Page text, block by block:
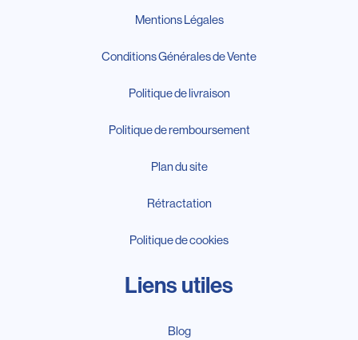
Mentions Légales
Conditions Générales de Vente
Politique de livraison
Politique de remboursement
Plan du site
Rétractation
Politique de cookies
Liens utiles
Blog